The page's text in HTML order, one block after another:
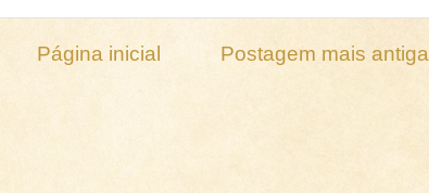
Postagem mais antiga
Página inicial